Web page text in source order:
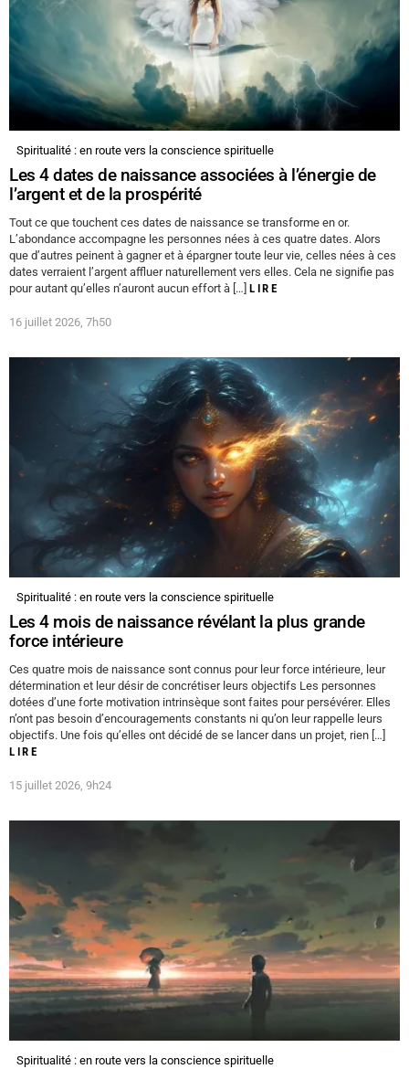
Spiritualité : en route vers la conscience spirituelle
Les 4 dates de naissance associées à l’énergie de
l’argent et de la prospérité
Tout ce que touchent ces dates de naissance se transforme en or.
L’abondance accompagne les personnes nées à ces quatre dates. Alors
que d’autres peinent à gagner et à épargner toute leur vie, celles nées à ces
dates verraient l’argent affluer naturellement vers elles. Cela ne signifie pas
pour autant qu’elles n’auront aucun effort à […] LIRE
16 juillet 2026, 7h50
Spiritualité : en route vers la conscience spirituelle
Les 4 mois de naissance révélant la plus grande
force intérieure
Ces quatre mois de naissance sont connus pour leur force intérieure, leur
détermination et leur désir de concrétiser leurs objectifs Les personnes
dotées d’une forte motivation intrinsèque sont faites pour persévérer. Elles
n’ont pas besoin d’encouragements constants ni qu’on leur rappelle leurs
objectifs. Une fois qu’elles ont décidé de se lancer dans un projet, rien […]
LIRE
15 juillet 2026, 9h24
Spiritualité : en route vers la conscience spirituelle